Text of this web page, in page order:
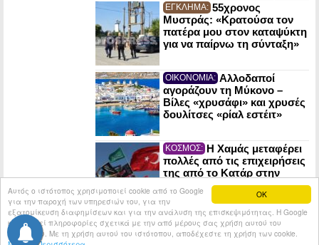
OK
Αυτός ο ιστότοπος χρησιμοποιεί cookie από το Google
για την παροχή των υπηρεσιών του, για την
εξατομίκευση διαφημίσεων και για την ανάλυση της επισκεψιμότητας. Η Google
κοινοποιεί πληροφορίες σχετικά με την από μέρους σας χρήση αυτού του
ιστότοπου. Με τη χρήση αυτού του ιστότοπου, αποδέχεστε τη χρήση των cookie.
ΕΓΚΛΗΜΑ: 55χρονος
Μυστράς: «Κρατούσα τον
πατέρα μου στον καταψύκτη
για να παίρνω τη σύνταξη»
ΟΙΚΟΝΟΜΙΑ: Αλλοδαποί
αγοράζουν τη Μύκονο –
Βίλες «χρυσάφι» και χρυσές
δουλίτσες «ρίαλ εστέιτ»
ΚΟΣΜΟΣ: Η Χαμάς μεταφέρει
πολλές από τις επιχειρήσεις
της από το Κατάρ στην
© 2026 Tribune.gr All rights reserved.
Entries RSS